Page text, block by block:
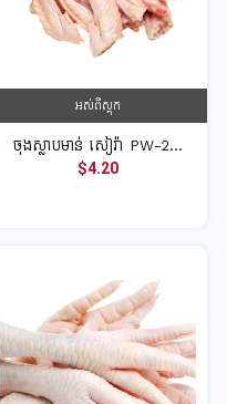
អស់ពីស្តុក
ចុងស្លាបមាន់ សៀរ៉ា PW-2...
$4.20